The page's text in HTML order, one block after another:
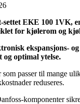
settet EKE 100 1VK,
for kjølerom og
ekspansjons-
optimal ytelse.
passer til mange
reduseres.
komponenter